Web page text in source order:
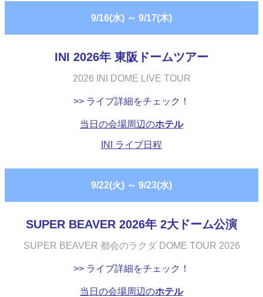
9/16(水) ～ 9/17(木)
INI 2026年 東阪ドームツアー
2026 INI DOME LIVE TOUR
>> ライブ詳細をチェック！
当日の会場周辺のホテル
INI ライブ日程
9/22(火) ～ 9/23(水)
SUPER BEAVER 2026年 2大ドーム公演
SUPER BEAVER 都会のラクダ DOME TOUR 2026
>> ライブ詳細をチェック！
当日の会場周辺のホテル